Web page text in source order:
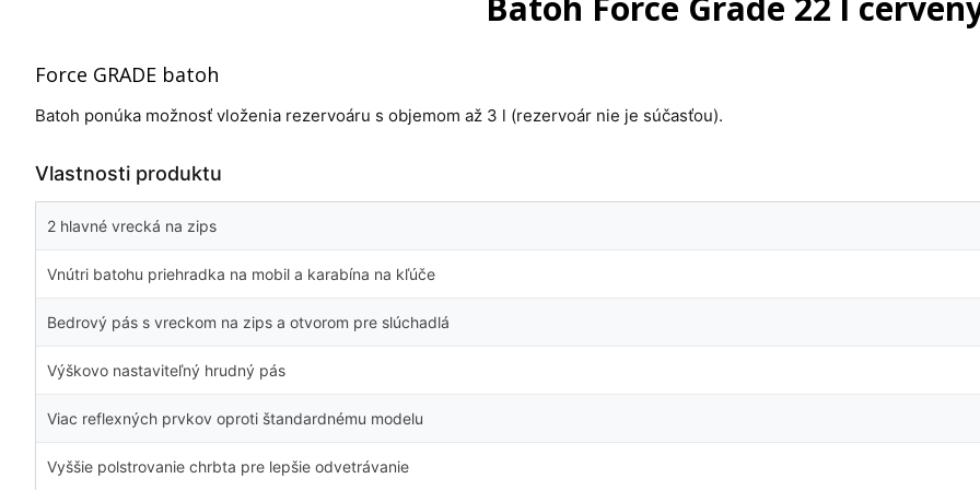
Force GRADE batoh
Batoh ponúka možnosť vloženia rezervoáru s objemom až 3 l (rezervoár nie je súčasťou).
Vlastnosti produktu
2 hlavné vrecká na zips
Vnútri batohu priehradka na mobil a karabína na kľúče
Bedrový pás s vreckom na zips a otvorom pre slúchadlá
Výškovo nastaviteľný hrudný pás
Viac reflexných prvkov oproti štandardnému modelu
Vyššie polstrovanie chrbta pre lepšie odvetrávanie